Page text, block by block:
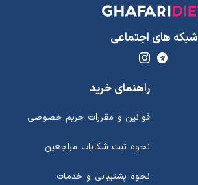
شبکه های اجتماعی
راهنمای خرید
قوانین و مقررات حریم خصوصی
نحوه ثبت شکایات مراجعین
نحوه پشتیبانی و خدمات